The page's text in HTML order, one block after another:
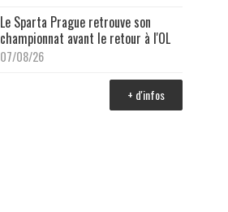
Le Sparta Prague retrouve son
championnat avant le retour à l'OL
07/08/26
+ d'infos